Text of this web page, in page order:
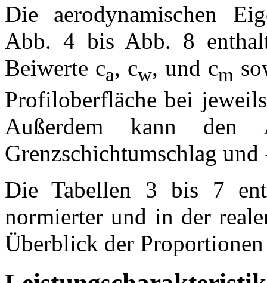
Die aerodynamischen
Abb. 4 bis Abb. 8
Beiwerte ca, cw, und cm
Profiloberfläche bei
Außerdem kann den
Grenzschichtumschlag
Die Tabellen 3 bis 7
normierter und in der
Überblick der